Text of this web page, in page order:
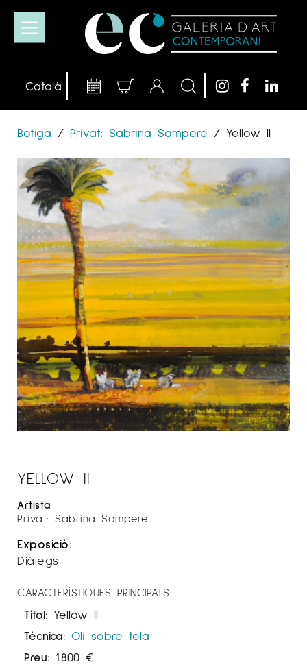
Botiga / Privat: Sabrina Sampere / Yellow II
YELLOW II
Artista
Privat: Sabrina Sampere
Exposició:
Diàlegs
CARACTERÍSTIQUES PRINCIPALS
Títol: Yellow II
Tècnica: Oli sobre tela
Preu: 1.800 €